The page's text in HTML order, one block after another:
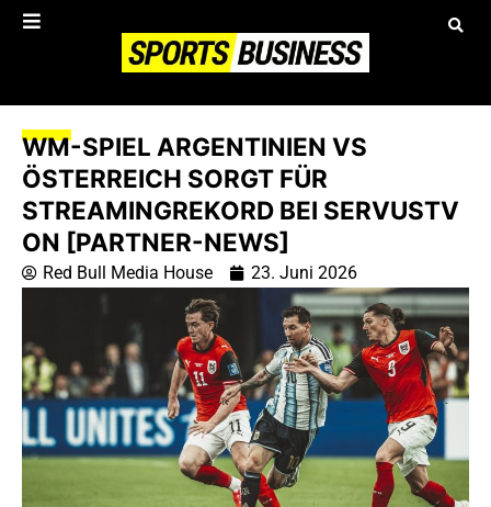
WM-SPIEL ARGENTINIEN VS
ÖSTERREICH SORGT FÜR
STREAMINGREKORD BEI SERVUSTV
ON [PARTNER-NEWS]
Red Bull Media House 23. Juni 2026